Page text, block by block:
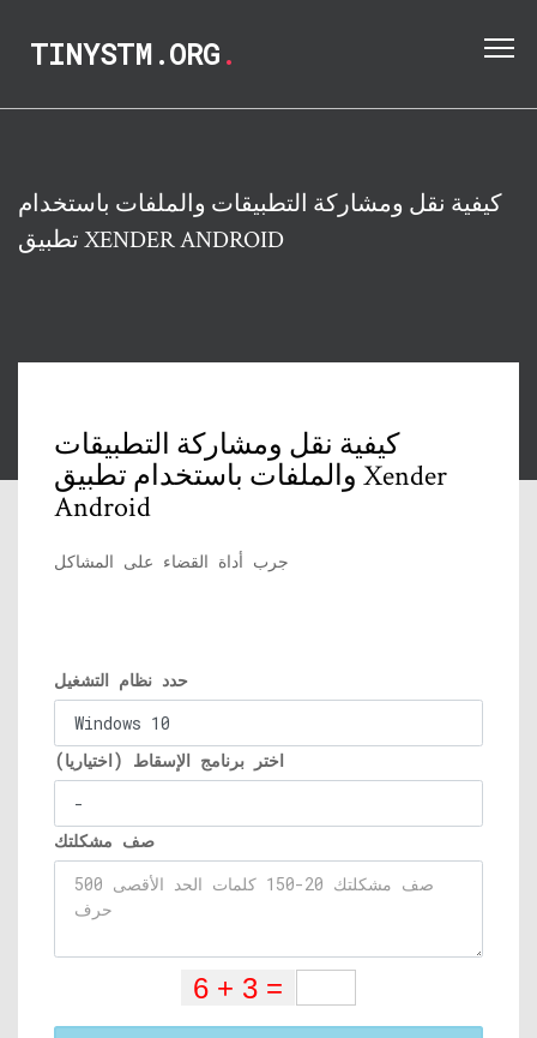
TINYSTM.ORG.
كيفية نقل ومشاركة التطبيقات والملفات باستخدام
تطبيق XENDER ANDROID
كيفية نقل ومشاركة التطبيقات
والملفات باستخدام تطبيق Xender
Android
جرب أداة القضاء على المشاكل
حدد نظام التشغيل
اختر برنامج الإسقاط (اختياريا)
صف مشكلتك